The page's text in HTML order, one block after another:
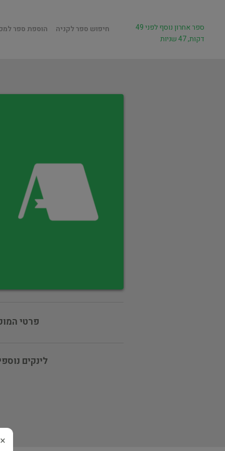
חיפוש ספר לקניה הוספת ספר
ספר אחרון נוסף לפני 49
דקות, 47 שניות
פרטי
לינקים
×